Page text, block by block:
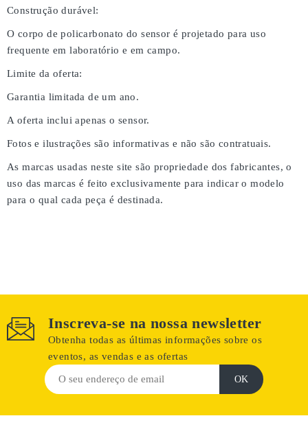
Construção durável:
O corpo de policarbonato do sensor é projetado para uso
frequente em laboratório e em campo.
Limite da oferta:
Garantia limitada de um ano.
A oferta inclui apenas o sensor.
Fotos e ilustrações são informativas e não são contratuais.
As marcas usadas neste site são propriedade dos fabricantes, o
uso das marcas é feito exclusivamente para indicar o modelo
para o qual cada peça é destinada.
Inscreva-se na nossa newsletter
Obtenha todas as últimas informações sobre os
eventos, as vendas e as ofertas